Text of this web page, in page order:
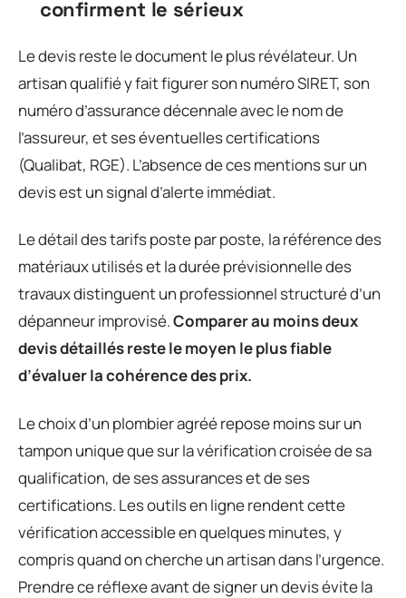
confirment le sérieux
Le devis reste le document le plus révélateur. Un
artisan qualifié y fait figurer son numéro SIRET, son
numéro d’assurance décennale avec le nom de
l’assureur, et ses éventuelles certifications
(Qualibat, RGE). L’absence de ces mentions sur un
devis est un signal d’alerte immédiat.
Le détail des tarifs poste par poste, la référence des
matériaux utilisés et la durée prévisionnelle des
travaux distinguent un professionnel structuré d’un
dépanneur improvisé.Comparer au moins deux
devis détaillés reste le moyen le plus fiable
d’évaluer la cohérence des prix.
Le choix d’un plombier agréé repose moins sur un
tampon unique que sur la vérification croisée de sa
qualification, de ses assurances et de ses
certifications. Les outils en ligne rendent cette
vérification accessible en quelques minutes, y
compris quand on cherche un artisan dans l’urgence.
Prendre ce réflexe avant de signer un devis évite la